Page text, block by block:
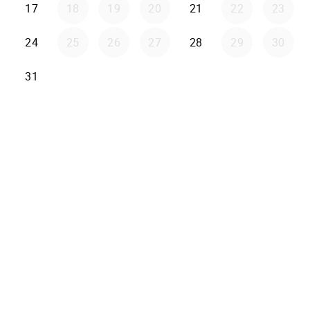
17 18 19 20 21 22 23
24 25 26 27 28 29 30
31